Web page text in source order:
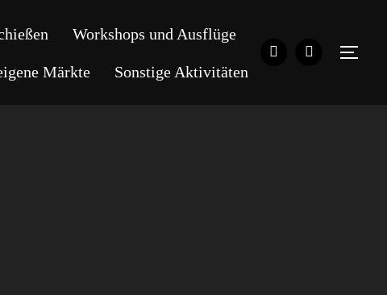
Workshops und Ausflüge
Märkte Sonstige Aktivitäten